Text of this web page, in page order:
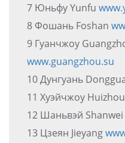
7 Юньфу Yunfu
8 Фошань Foshan
9 Гуанчжоу
www.guangzhou.su
10 Дунгуань
11 Хуэйчжоу Huizhou
12 Шаньвэй Shanwei
13 Цзеян Jieyang